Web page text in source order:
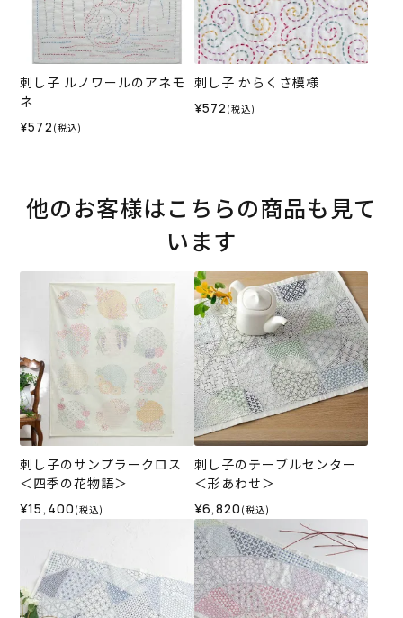
刺し子 ルノワールのアネモ
ネ
¥572 (税込)
刺し子 からくさ模様
¥572 (税込)
他のお客様はこちらの商品も見て
います
刺し子のサンプラークロス
＜四季の花物語＞
¥15,400 (税込)
刺し子のテーブルセンター
＜形あわせ＞
¥6,820 (税込)